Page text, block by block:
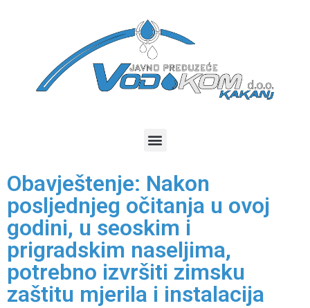
Obavještenje: Nakon
posljednjeg očitanja u ovoj
godini, u seoskim i
prigradskim naseljima,
potrebno izvršiti zimsku
zaštitu mjerila i instalacija